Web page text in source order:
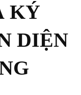
KÝ
DIỆN